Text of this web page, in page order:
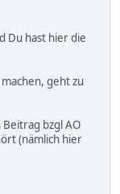
Du hast hier die
geht zu
bzgl AO
(nämlich hier